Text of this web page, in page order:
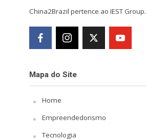
China2Brazil pertence ao IEST Group.
Mapa do Site
Home
Empreendedorismo
Tecnologia